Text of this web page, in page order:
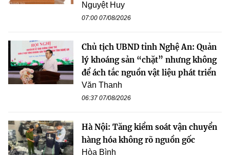
Nguyệt Huy
07:00 07/08/2026
Chủ tịch UBND tỉnh Nghệ An: Quản
lý khoáng sản “chặt” nhưng không
để ách tắc nguồn vật liệu phát triển
Văn Thanh
06:37 07/08/2026
Hà Nội: Tăng kiểm soát vận chuyển
hàng hóa không rõ nguồn gốc
Hòa Bình